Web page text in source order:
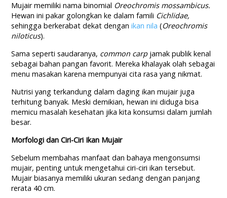
Mujair memiliki nama binomial Oreochromis mossambicus.
Hewan ini pakar golongkan ke dalam famili Cichlidae,
sehingga berkerabat dekat denganikan nila (Oreochromis
niloticus).
Sama seperti saudaranya, common carp jamak publik kenal
sebagai bahan pangan favorit. Mereka khalayak olah sebagai
menu masakan karena mempunyai cita rasa yang nikmat.
Nutrisi yang terkandung dalam daging ikan mujair juga
terhitung banyak. Meski demikian, hewan ini diduga bisa
memicu masalah kesehatan jika kita konsumsi dalam jumlah
besar.
Morfologi dan Ciri-Ciri Ikan Mujair
Sebelum membahas manfaat dan bahaya mengonsumsi
mujair,penting untuk mengetahui ciri-ciri ikan tersebut.
Mujair biasanya memiliki ukuran sedang dengan panjang
rerata 40 cm.